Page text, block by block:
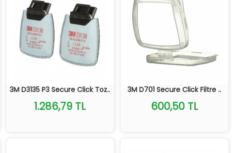
3M D3135 P3 Secure Click Toz..
1.286,79 TL
3M D701 Secure Click Filtre ..
600,50 TL